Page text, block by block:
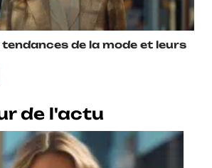
de la mode et leurs
de l'actu